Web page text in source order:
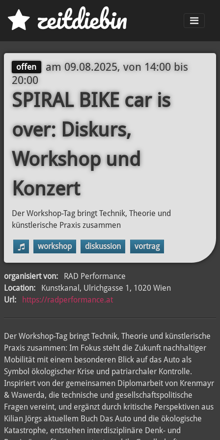
zeitdiebin
offen am 09.08.2025, von 14:00 bis
20:00
SPIRAL BIKE car is
over: Diskurs,
Workshop und
Konzert
Der Workshop-Tag bringt Technik, Theorie und
künstlerische Praxis zusammen
workshop diskussion vortrag
organisiert von:
RAD Performance
Location:
Kunstkanal, Ulrichgasse 1, 1020 Wien
Url:
https://radperformance.at
Der Workshop-Tag bringt Technik, Theorie und künstlerische
Praxis zusammen: Im Fokus steht die Zukunft nachhaltiger
Mobilität mit einem besonderen Blick auf das Auto als
Symbol ökologischer Krise und patriarchaler Kontrolle.
Inspiriert von der gemeinsamen Diplomarbeit von Krenmayr
& Wawerda, die technische und gesellschaftspolitische
Fragen vereint, und ergänzt durch kritische Perspektiven aus
Kilian Jörgs aktuellem Buch Das Auto und die ökologische
Katastrophe, entstehen interdisziplinäre Denk- und